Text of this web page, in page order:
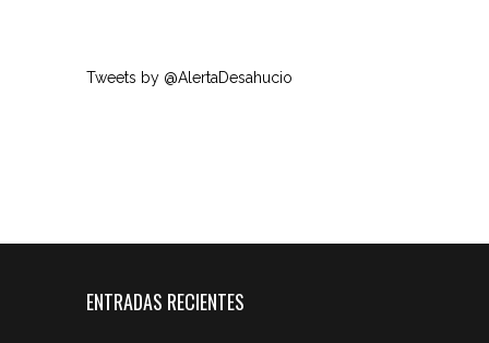
Tweets by @AlertaDesahucio
ENTRADAS RECIENTES